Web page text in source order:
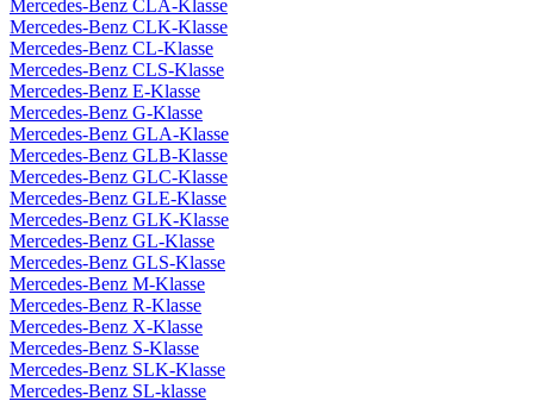
Mercedes-Benz CLA-Klasse
Mercedes-Benz CLK-Klasse
Mercedes-Benz CL-Klasse
Mercedes-Benz CLS-Klasse
Mercedes-Benz E-Klasse
Mercedes-Benz G-Klasse
Mercedes-Benz GLA-Klasse
Mercedes-Benz GLB-Klasse
Mercedes-Benz GLC-Klasse
Mercedes-Benz GLE-Klasse
Mercedes-Benz GLK-Klasse
Mercedes-Benz GL-Klasse
Mercedes-Benz GLS-Klasse
Mercedes-Benz M-Klasse
Mercedes-Benz R-Klasse
Mercedes-Benz X-Klasse
Mercedes-Benz S-Klasse
Mercedes-Benz SLK-Klasse
Mercedes-Benz SL-klasse